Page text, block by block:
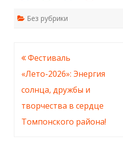
Без рубрики
Навигация
по
записям
Фестиваль
«Лето-2026»: Энергия
солнца, дружбы и
творчества в сердце
Томпонского района!